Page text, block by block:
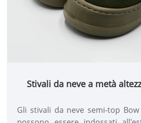
Stivali da neve a metà
Gli stivali da neve semi-top